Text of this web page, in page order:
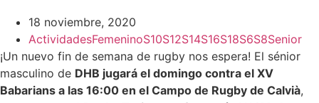
18 noviembre, 2020
ActividadesFemeninoS10S12S14S16S18S6S8Senior
¡Un nuevo fin de semana de rugby nos espera! El sénior
masculino de DHB jugará el domingo contra el XV
Babarians a las 16:00 en el Campo de Rugby de Calvià,